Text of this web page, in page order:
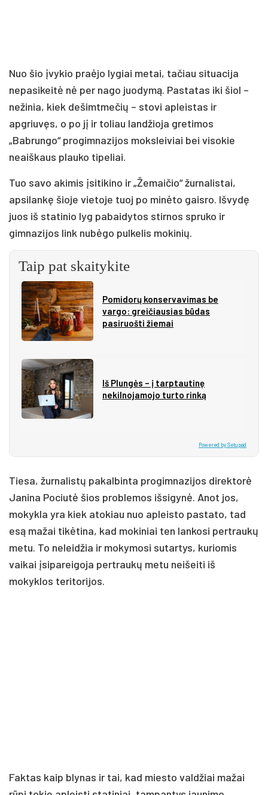
Nuo šio įvykio praėjo lygiai metai, tačiau situacija
nepasikeitė nė per nago juodymą. Pastatas iki šiol –
nežinia, kiek dešimtmečių – stovi apleistas ir
apgriuvęs, o po jį ir toliau landžioja gretimos
„Babrungo“ progimnazijos moksleiviai bei visokie
neaiškaus plauko tipeliai.
Tuo savo akimis įsitikino ir „Žemaičio“ žurnalistai,
apsilankę šioje vietoje tuoj po minėto gaisro. Išvydę
juos iš statinio lyg pabaidytos stirnos spruko ir
gimnazijos link nubėgo pulkelis mokinių.
Taip pat skaitykite
Pomidorų konservavimas be
vargo: greičiausias būdas
pasiruošti žiemai
Iš Plungės – į tarptautinę
nekilnojamojo turto rinką
Powered by Setupad
Tiesa, žurnalistų pakalbinta progimnazijos direktorė
Janina Pociutė šios problemos išsigynė. Anot jos,
mokykla yra kiek atokiau nuo apleisto pastato, tad
esą mažai tikėtina, kad mokiniai ten lankosi pertraukų
metu. To neleidžia ir mokymosi sutartys, kuriomis
vaikai įsipareigoja pertraukų metu neišeiti iš
mokyklos teritorijos.
Faktas kaip blynas ir tai, kad miesto valdžiai mažai